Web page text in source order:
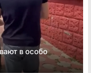
в особо